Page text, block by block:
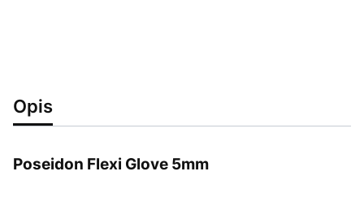
Opis
Poseidon Flexi Glove 5mm